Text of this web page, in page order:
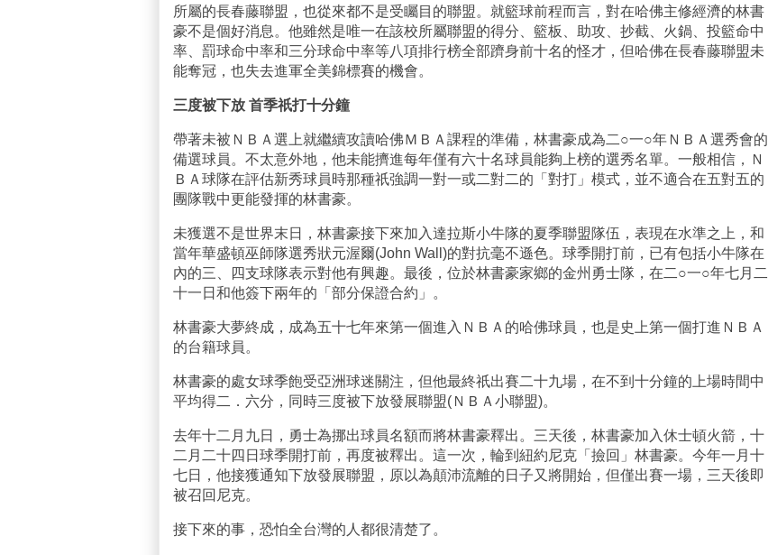
所屬的長春藤聯盟，也從來都不是受矚目的聯盟。就籃球前程而言，對在哈佛主修經濟的林書
豪不是個好消息。他雖然是唯一在該校所屬聯盟的得分、籃板、助攻、抄截、火鍋、投籃命中
率、罰球命中率和三分球命中率等八項排行榜全部躋身前十名的怪才，但哈佛在長春藤聯盟未
能奪冠，也失去進軍全美錦標賽的機會。
三度被下放 首季祇打十分鐘
帶著未被ＮＢＡ選上就繼續攻讀哈佛ＭＢＡ課程的準備，林書豪成為二○一○年ＮＢＡ選秀會的
備選球員。不太意外地，他未能擠進每年僅有六十名球員能夠上榜的選秀名單。一般相信，Ｎ
ＢＡ球隊在評估新秀球員時那種祇強調一對一或二對二的「對打」模式，並不適合在五對五的
團隊戰中更能發揮的林書豪。
未獲選不是世界末日，林書豪接下來加入達拉斯小牛隊的夏季聯盟隊伍，表現在水準之上，和
當年華盛頓巫師隊選秀狀元渥爾(John Wall)的對抗毫不遜色。球季開打前，已有包括小牛隊在
內的三、四支球隊表示對他有興趣。最後，位於林書豪家鄉的金州勇士隊，在二○一○年七月二
十一日和他簽下兩年的「部分保證合約」。
林書豪大夢終成，成為五十七年來第一個進入ＮＢＡ的哈佛球員，也是史上第一個打進ＮＢＡ
的台籍球員。
林書豪的處女球季飽受亞洲球迷關注，但他最終祇出賽二十九場，在不到十分鐘的上場時間中
平均得二．六分，同時三度被下放發展聯盟(ＮＢＡ小聯盟)。
去年十二月九日，勇士為挪出球員名額而將林書豪釋出。三天後，林書豪加入休士頓火箭，十
二月二十四日球季開打前，再度被釋出。這一次，輪到紐約尼克「撿回」林書豪。今年一月十
七日，他接獲通知下放發展聯盟，原以為顛沛流離的日子又將開始，但僅出賽一場，三天後即
被召回尼克。
接下來的事，恐怕全台灣的人都很清楚了。